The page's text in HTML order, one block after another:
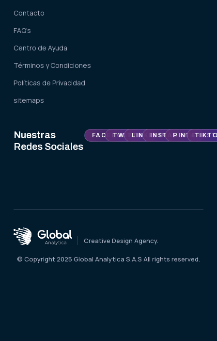
Contacto
FAQ's
Centro de Ayuda
Términos y Condiciones
Políticas de Privacidad
sitemaps
Nuestras
Redes Sociales
FACEBOOK
TWITTERLINKEDININSTAGRAMPINTEREST
Creative Design Agency.
© Copyright 2025 Global Analytica S.A.S All rights reserved.